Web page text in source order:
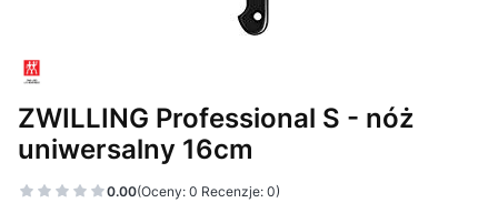
ZWILLING Professional S - nóż
uniwersalny 16cm
0.00(Oceny: 0 Recenzje: 0)